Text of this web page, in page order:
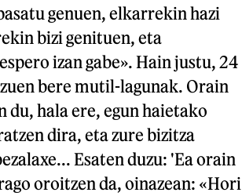
genuen, elkarrekin hazi
bizi genituen, eta
izan gabe». Hain justu, 24
bere mutil-lagunak. Orain
du, hala ere, egun haietako
dira, eta zure bizitza
Esaten duzu: 'Ea orain
oroitzen da, oinazean: «Hori